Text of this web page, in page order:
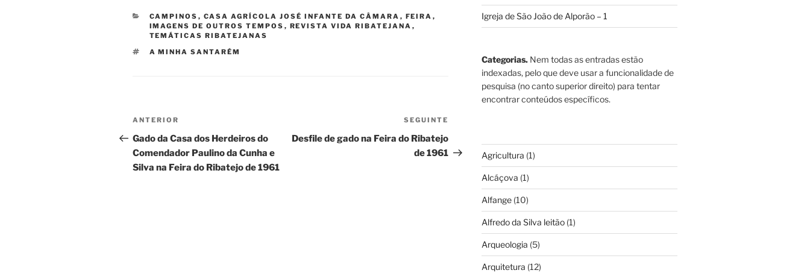
CATEGORIAS
CAMPINOS , CASA AGRÍCOLA JOSÉ INFANTE DA CÂMARA , FEIRA ,
IMAGENS DE OUTROS TEMPOS , REVISTA VIDA RIBATEJANA ,
TEMÁTICAS RIBATEJANAS
ETIQUETAS
A MINHA SANTARÉM
Navegação
de
artigos
Conteúdo
anterior
ANTERIOR
Gado da Casa dos Herdeiros do
Comendador Paulino da Cunha e
Silva na Feira do Ribatejo de 1961
seguinte
SEGUINTE
Desfile de gado na Feira do Ribatejo
de 1961
Igreja de São João de Alporão – 1
Categorias.Nem todas as entradas estão
indexadas, pelo que deve usar a funcionalidade de
pesquisa (no canto superior direito) para tentar
encontrar conteúdos específicos.
Agricultura (1)
Alcáçova (1)
Alfange(10)
Alfredo da Silva leitão(1)
Arqueologia (5)
Arquitetura (12)